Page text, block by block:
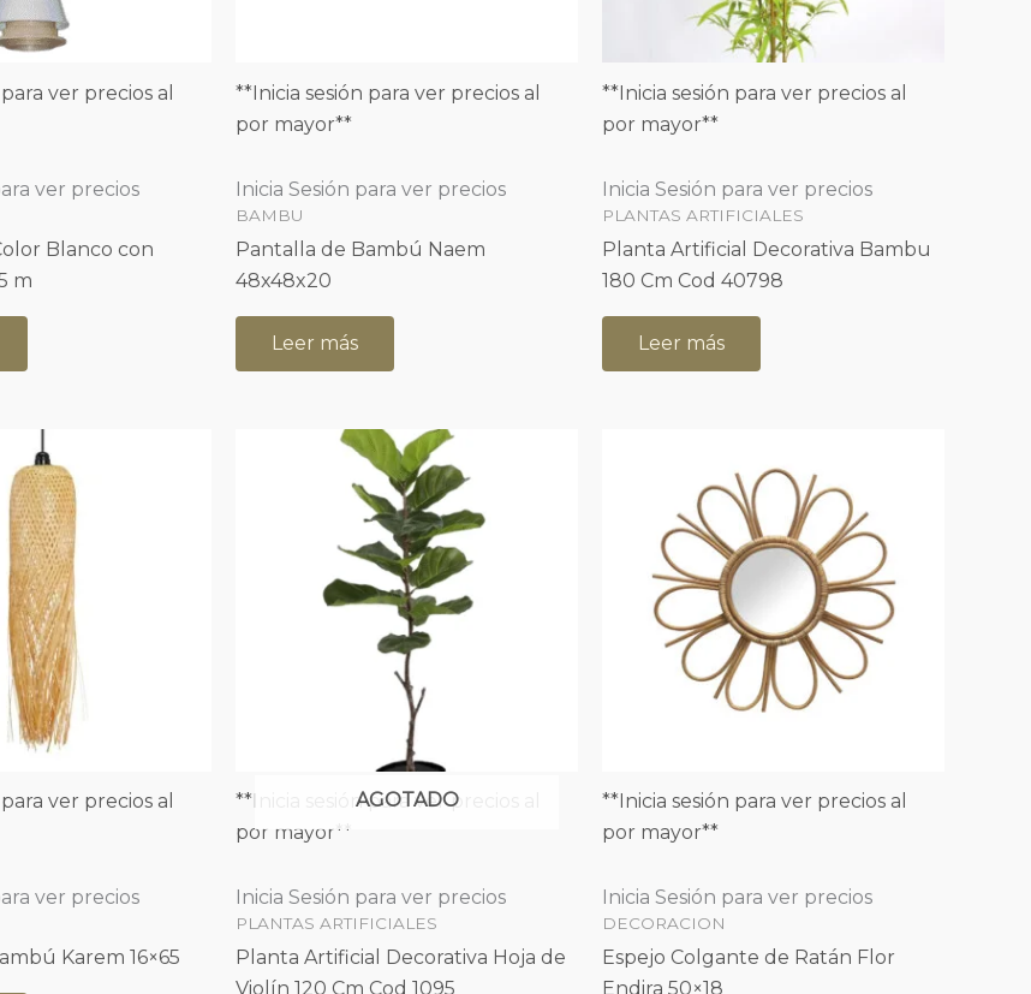
ver precios al
ver precios
Blanco con
m
**Inicia sesión para ver precios al
por mayor**
Inicia Sesión para ver precios
BAMBU
Pantalla de Bambú Naem
48x48x20
Leer más
**Inicia sesión para ver precios al
por mayor**
Inicia Sesión para ver precios
PLANTAS ARTIFICIALES
Planta Artificial Decorativa Bambu
180 Cm Cod 40798
Leer más
ver precios al
ver precios
Karem 16×65
AGOTADO
**Inicia sesión para ver precios al
por mayor**
Inicia Sesión para ver precios
PLANTAS ARTIFICIALES
Planta Artificial Decorativa Hoja de
Violín 120 Cm Cod 1095
**Inicia sesión para ver precios al
por mayor**
Inicia Sesión para ver precios
DECORACION
Espejo Colgante de Ratán Flor
Endira 50×18